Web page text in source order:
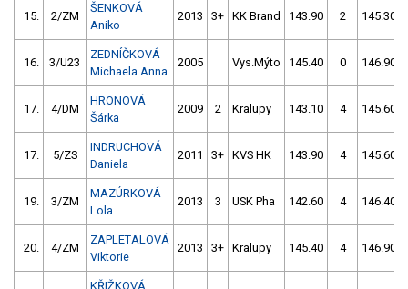
15. 2/ZM
ŠENKOVÁ
Aniko
2013 3+ KK Brand 143.90 2 145.30
16. 3/U23
ZEDNÍČKOVÁ
Michaela Anna
2005 Vys.Mýto 145.40 0 146.90
17. 4/DM
HRONOVÁ
Šárka
2009 2 Kralupy 143.10 4 145.60
17. 5/ZS
INDRUCHOVÁ
Daniela
2011 3+ KVS HK 143.90 4 145.60
19. 3/ZM
MAZÚRKOVÁ
Lola
2013 3 USK Pha 142.60 4 146.40
20. 4/ZM
ZAPLETALOVÁ
Viktorie
2013 3+ Kralupy 145.40 4 146.90
KŘIŽKOVÁ